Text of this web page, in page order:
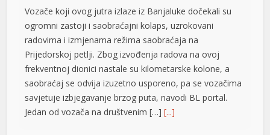
Vozače koji ovog jutra izlaze iz Banjaluke dočekali su
ogromni zastoji i saobraćajni kolaps, uzrokovani
radovima i izmjenama režima saobraćaja na
Prijedorskoj petlji. Zbog izvođenja radova na ovoj
frekventnoj dionici nastale su kilometarske kolone, a
saobraćaj se odvija izuzetno usporeno, pa se vozačima
savjetuje izbjegavanje brzog puta, navodi BL portal.
Jedan od vozača na društvenim […][...]